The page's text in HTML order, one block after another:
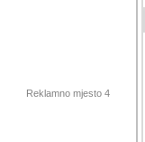
Reklamno mjesto 4